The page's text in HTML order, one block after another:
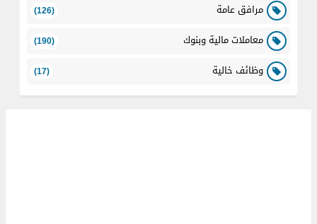
مرافق عامة (126)
معاملات مالية وبنوك (190)
وظائف خالية (17)